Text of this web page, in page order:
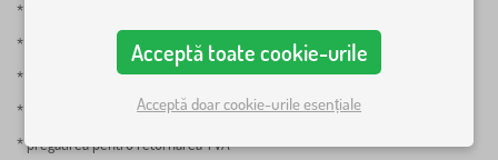
* cunoașterea programului de contabilitate POHODA
* facturarea facturilor primite și emise, inclusiv a celor străine
* contabilitatea depozitului
* facturarea băncilor, verificarea plăților acceptate, efectuate
* pregătirea pentru returnarea TVA
Acceptă toate cookie-urile
Acceptă doar cookie-urile esențiale